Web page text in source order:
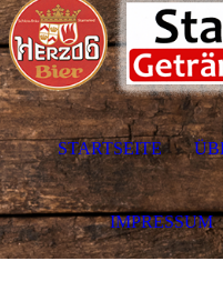
STARTSEITE
IMPRESSUM